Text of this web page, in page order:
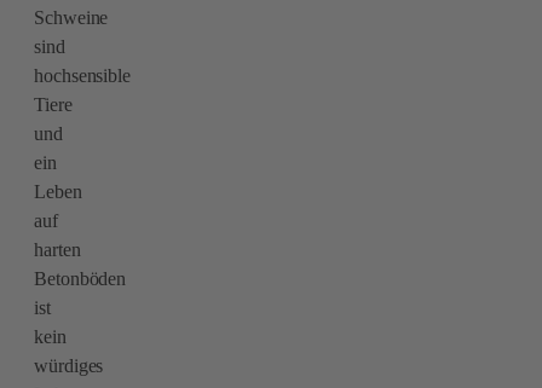
Schweine
sind
hochsensible
Tiere
und
ein
Leben
auf
harten
Betonböden
ist
kein
würdiges